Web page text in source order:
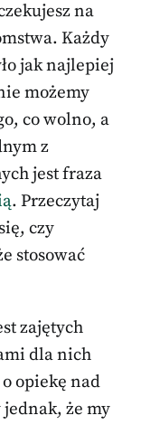
na
Każdy
jak najlepiej
możemy
co wolno, a
z
jest fraza
. Przeczytaj
czy
stosować
zajętych
dla nich
opiekę nad
że my